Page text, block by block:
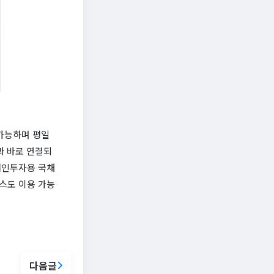
능하며 평일
바로 연결되
투자용 국채
도 이용 가능
다음글